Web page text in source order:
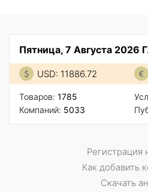
Пятница, 7 Августа 2026
USD: 11886.72
Товаров: 1785
Компаний: 5033
Регистрация
Как добавить
Скачать